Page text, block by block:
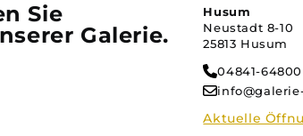
Sie
Galerie.
Husum
Neustadt 8-10
25813 Husum
04841-64800
Aktuelle